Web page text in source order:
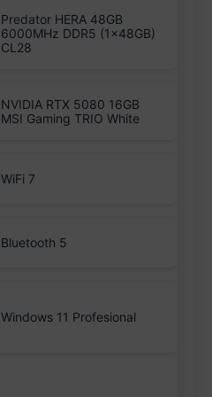
Predator HERA 48GB
6000MHz DDR5 (1x48GB)
CL28
NVIDIA RTX 5080 16GB
MSI Gaming TRIO White
WiFi 7
Bluetooth 5
Windows 11 Profesional